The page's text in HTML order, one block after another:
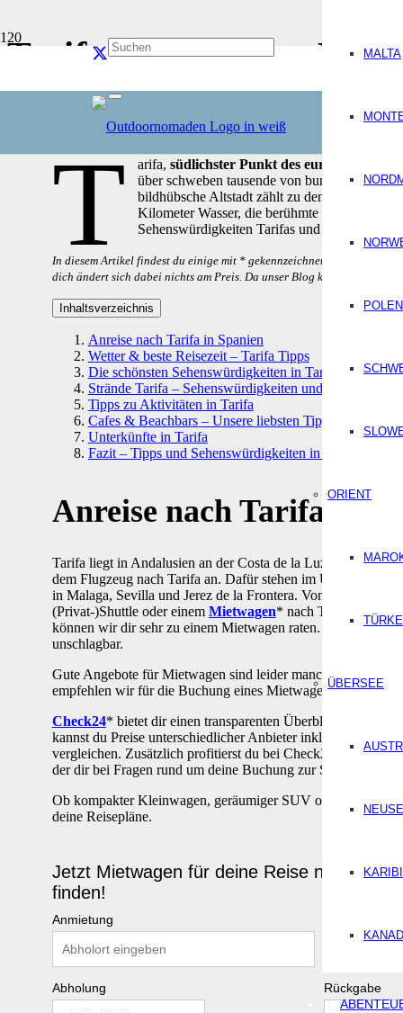
MALTA
POLEN
ORIENT
TÜRKEI
ÜBERSEE
Tarifa in Spanien • Die
Spanien
24.03.26
T arifa,südlichster Punkt des europäischen
über schweben tausende von bunten Kites
bildhübsche Altstadt zählt zu den schönsten
Kilometer Wasser, die berühmte Straße von
Sehenswürdigkeiten Tarifas und praktische
In diesem Artikel findest du einige mit * gekennzeichnete
dich ändert sich dabei nichts am Preis. Da unser Blog kostenlos ist,
Inhaltsverzeichnis
Anreise nach Tarifa in Spanien
Wetter & beste Reisezeit – Tarifa Tipps
Die schönsten Sehenswürdigkeiten in Tarifa
Strände Tarifa – Sehenswürdigkeiten und Tipps
Tipps zu Aktivitäten in Tarifa
Cafes & Beachbars – Unsere liebsten Tipps für Tarifa
Unterkünfte in Tarifa
Fazit – Tipps und Sehenswürdigkeiten in Tarifa
Anreise nach Tarifa in
Tarifa liegt in Andalusien an der Costa de la Luz und ist die
dem Flugzeug nach Tarifa an. Dafür stehen im Umkreis von
in Malaga, Sevilla und Jerez de la Frontera. Von den
(Privat-)Shuttle oder einem Mietwagen* nach Tarifa
können wir dir sehr zu einem Mietwagen raten. Mietwägen
unschlagbar.
Gute Angebote für Mietwagen sind leider manchmal nicht so
empfehlen wir für die Buchung eines Mietwagens das Portal
Check24* bietet dir einen transparenten Überblick über die
kannst du Preise unterschiedlicher Anbieter inkl.
vergleichen. Zusätzlich profitierst du bei Check24 von einer
der dir bei Fragen rund um deine Buchung zur Seite steht.
Ob kompakter Kleinwagen, geräumiger SUV oder
deine Reisepläne.
Jetzt Mietwagen für deine Reise nach Tarifa
finden!
Anmietung
Abholung Rückgabe